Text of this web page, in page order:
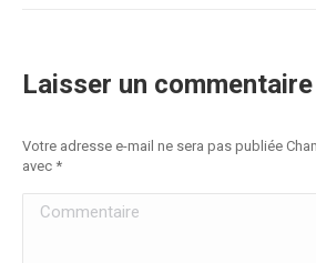
Laisser un commentaire
Votre adresse e-mail ne sera pas publiée
avec *
Commentaire